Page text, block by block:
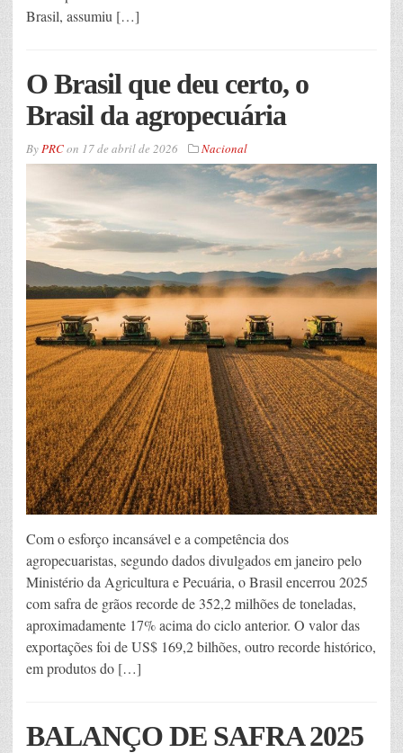
Brasil, assumiu […]
O Brasil que deu certo, o
Brasil da agropecuária
ByPRCon 17 de abril de 2026 Nacional
Com o esforço incansável e a competência dos
agropecuaristas, segundo dados divulgados em janeiro pelo
Ministério da Agricultura e Pecuária, o Brasil encerrou 2025
com safra de grãos recorde de 352,2 milhões de toneladas,
aproximadamente 17% acima do ciclo anterior. O valor das
exportações foi de US$ 169,2 bilhões, outro recorde histórico,
em produtos do […]
BALANÇO DE SAFRA 2025